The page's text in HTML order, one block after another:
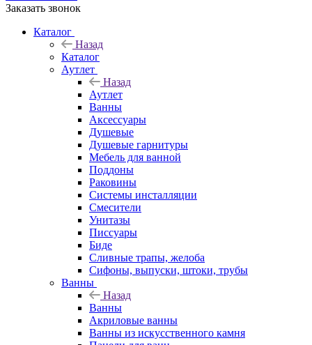
Заказать звонок
Каталог
Назад
Каталог
Аутлет
Назад
Аутлет
Ванны
Аксессуары
Душевые
Душевые гарнитуры
Мебель для ванной
Поддоны
Раковины
Системы инсталляции
Смесители
Унитазы
Писсуары
Биде
Сливные трапы, желоба
Сифоны, выпуски, штоки, трубы
Ванны
Назад
Ванны
Акриловые ванны
Ванны из искусственного камня